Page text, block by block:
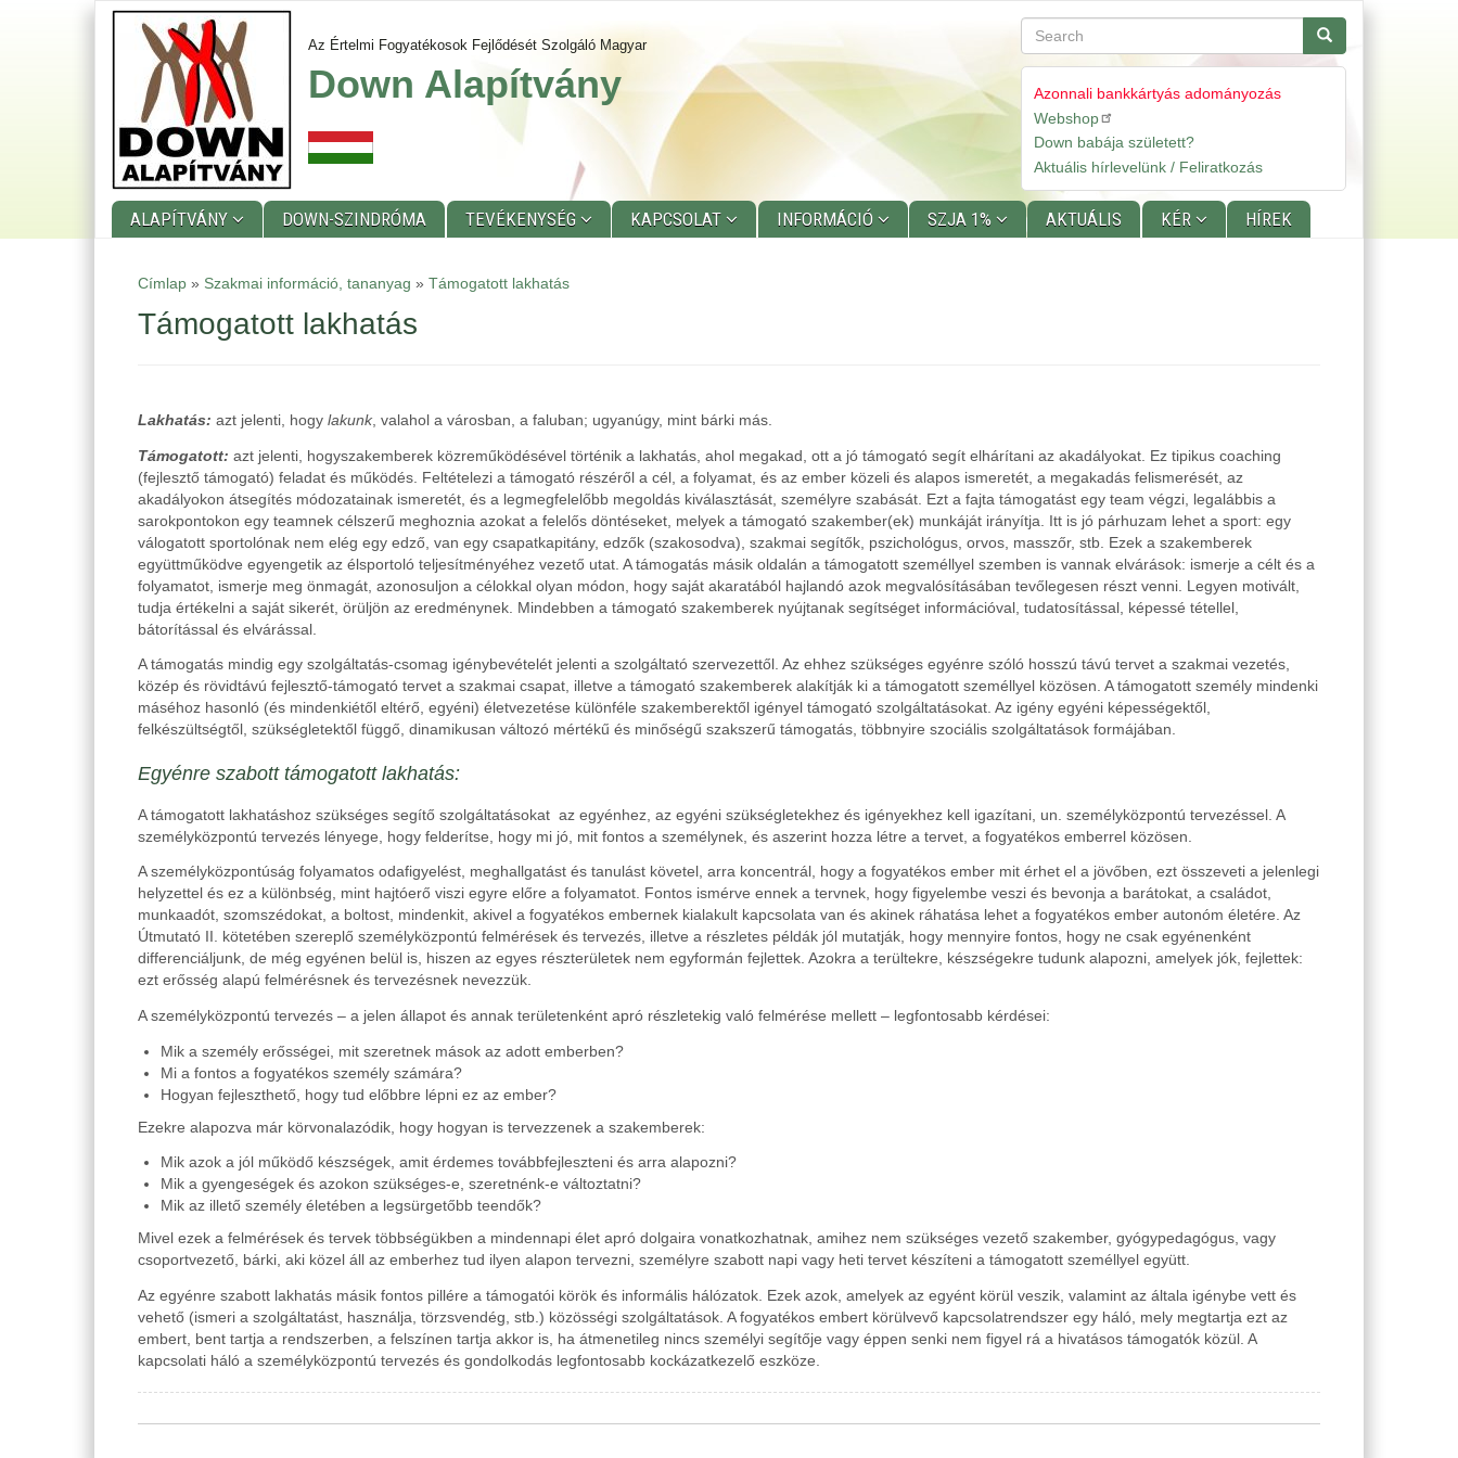
Az Értelmi Fogyatékosok Fejlődését Szolgáló Magyar
Down Alapítvány
Search Search
Gyorslinkek
Azonnali bankkártyás adományozás
Webshop
Down babája született?
Aktuális hírlevelünk / Feliratkozás
menu
ALAPÍTVÁNY DOWN-SZINDRÓMA TEVÉKENYSÉG KAPCSOLAT INFORMÁCIÓ SZJA 1% AKTUÁLIS KÉR HÍREK
Címlap » Szakmai információ, tananyag » Támogatott lakhatás
Támogatott lakhatás
Lakhatás: azt jelenti, hogy lakunk, valahol a városban, a faluban; ugyanúgy, mint bárki más.
Támogatott: azt jelenti, hogyszakemberek közreműködésével történik a lakhatás, ahol megakad, ott a jó támogató segít elhárítani az akadályokat. Ez tipikus coaching
(fejlesztő támogató) feladat és működés. Feltételezi a támogató részéről a cél, a folyamat, és az ember közeli és alapos ismeretét, a megakadás felismerését, az
akadályokon átsegítés módozatainak ismeretét, és a legmegfelelőbb megoldás kiválasztását, személyre szabását. Ezt a fajta támogatást egy team végzi, legalábbis a
sarokpontokon egy teamnek célszerű meghoznia azokat a felelős döntéseket, melyek a támogató szakember(ek) munkáját irányítja. Itt is jó párhuzam lehet a sport: egy
válogatott sportolónak nem elég egy edző, van egy csapatkapitány, edzők (szakosodva), szakmai segítők, pszichológus, orvos, masszőr, stb. Ezek a szakemberek
együttműködve egyengetik az élsportoló teljesítményéhez vezető utat. A támogatás másik oldalán a támogatott személlyel szemben is vannak elvárások: ismerje a célt és a
folyamatot, ismerje meg önmagát, azonosuljon a célokkal olyan módon, hogy saját akaratából hajlandó azok megvalósításában tevőlegesen részt venni. Legyen motivált,
tudja értékelni a saját sikerét, örüljön az eredménynek. Mindebben a támogató szakemberek nyújtanak segítséget információval, tudatosítással, képessé tétellel,
bátorítással és elvárással.
A támogatás mindig egy szolgáltatás-csomag igénybevételét jelenti a szolgáltató szervezettől. Az ehhez szükséges egyénre szóló hosszú távú tervet a szakmai vezetés,
közép és rövidtávú fejlesztő-támogató tervet a szakmai csapat, illetve a támogató szakemberek alakítják ki a támogatott személlyel közösen. A támogatott személy mindenki
máséhoz hasonló (és mindenkiétől eltérő, egyéni) életvezetése különféle szakemberektől igényel támogató szolgáltatásokat. Az igény egyéni képességektől,
felkészültségtől, szükségletektől függő, dinamikusan változó mértékű és minőségű szakszerű támogatás, többnyire szociális szolgáltatások formájában.
Egyénre szabott támogatott lakhatás:
A támogatott lakhatáshoz szükséges segítő szolgáltatásokat az egyénhez, az egyéni szükségletekhez és igényekhez kell igazítani, un. személyközpontú tervezéssel. A
személyközpontú tervezés lényege, hogy felderítse, hogy mi jó, mit fontos a személynek, és aszerint hozza létre a tervet, a fogyatékos emberrel közösen.
A személyközpontúság folyamatos odafigyelést, meghallgatást és tanulást követel, arra koncentrál, hogy a fogyatékos ember mit érhet el a jövőben, ezt összeveti a jelenlegi
helyzettel és ez a különbség, mint hajtóerő viszi egyre előre a folyamatot. Fontos ismérve ennek a tervnek, hogy figyelembe veszi és bevonja a barátokat, a családot,
munkaadót, szomszédokat, a boltost, mindenkit, akivel a fogyatékos embernek kialakult kapcsolata van és akinek ráhatása lehet a fogyatékos ember autonóm életére. Az
Útmutató II. kötetében szereplő személyközpontú felmérések és tervezés, illetve a részletes példák jól mutatják, hogy mennyire fontos, hogy ne csak egyénenként
differenciáljunk, de még egyénen belül is, hiszen az egyes részterületek nem egyformán fejlettek. Azokra a terültekre, készségekre tudunk alapozni, amelyek jók, fejlettek:
ezt erősség alapú felmérésnek és tervezésnek nevezzük.
A személyközpontú tervezés – a jelen állapot és annak területenként apró részletekig való felmérése mellett – legfontosabb kérdései:
Mik a személy erősségei, mit szeretnek mások az adott emberben?
Mi a fontos a fogyatékos személy számára?
Hogyan fejleszthető, hogy tud előbbre lépni ez az ember?
Ezekre alapozva már körvonalazódik, hogy hogyan is tervezzenek a szakemberek:
Mik azok a jól működő készségek, amit érdemes továbbfejleszteni és arra alapozni?
Mik a gyengeségek és azokon szükséges-e, szeretnénk-e változtatni?
Mik az illető személy életében a legsürgetőbb teendők?
Mivel ezek a felmérések és tervek többségükben a mindennapi élet apró dolgaira vonatkozhatnak, amihez nem szükséges vezető szakember, gyógypedagógus, vagy
csoportvezető, bárki, aki közel áll az emberhez tud ilyen alapon tervezni, személyre szabott napi vagy heti tervet készíteni a támogatott személlyel együtt.
Az egyénre szabott lakhatás másik fontos pillére a támogatói körök és informális hálózatok. Ezek azok, amelyek az egyént körül veszik, valamint az általa igénybe vett és
vehető (ismeri a szolgáltatást, használja, törzsvendég, stb.) közösségi szolgáltatások. A fogyatékos embert körülvevő kapcsolatrendszer egy háló, mely megtartja ezt az
embert, bent tartja a rendszerben, a felszínen tartja akkor is, ha átmenetileg nincs személyi segítője vagy éppen senki nem figyel rá a hivatásos támogatók közül. A
kapcsolati háló a személyközpontú tervezés és gondolkodás legfontosabb kockázatkezelő eszköze.